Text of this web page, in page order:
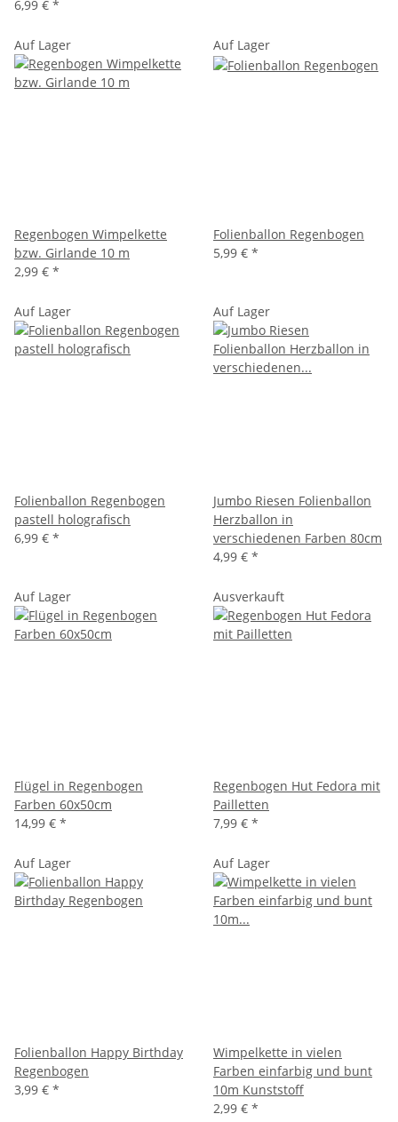
6,99 € *
Auf Lager
Regenbogen Wimpelkette
bzw. Girlande 10 m
2,99 € *
Auf Lager
Folienballon Regenbogen
5,99 € *
Auf Lager
Folienballon Regenbogen
pastell holografisch
6,99 € *
Auf Lager
Jumbo Riesen Folienballon
Herzballon in
verschiedenen Farben 80cm
4,99 € *
Auf Lager
Flügel in Regenbogen
Farben 60x50cm
14,99 € *
Ausverkauft
Regenbogen Hut Fedora mit
Pailletten
7,99 € *
Auf Lager
Folienballon Happy Birthday
Regenbogen
3,99 € *
Auf Lager
Wimpelkette in vielen
Farben einfarbig und bunt
10m Kunststoff
2,99 € *